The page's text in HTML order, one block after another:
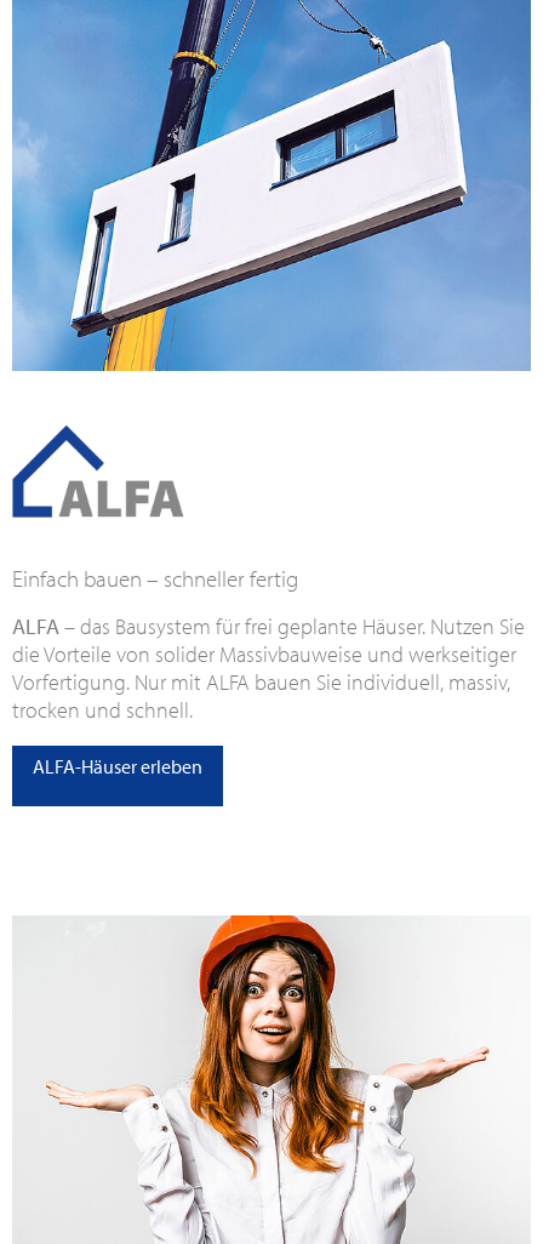
Einfach bauen – schneller fertig
ALFA– das Bausystem für frei geplante Häuser. Nutzen Sie
die Vorteile von solider Massivbauweise und werkseitiger
Vorfertigung. Nur mit ALFA bauen Sie individuell, massiv,
trocken und schnell.
ALFA-Häuser erleben